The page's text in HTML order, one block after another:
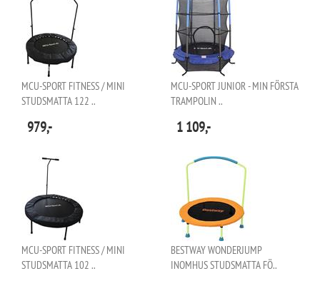
MCU-SPORT FITNESS / MINI
STUDSMATTA 122 ..
979,-
MCU-SPORT JUNIOR - MIN FÖRSTA
TRAMPOLIN ..
1 109,-
MCU-SPORT FITNESS / MINI
STUDSMATTA 102 ..
BESTWAY WONDERJUMP
INOMHUS STUDSMATTA FÖ..